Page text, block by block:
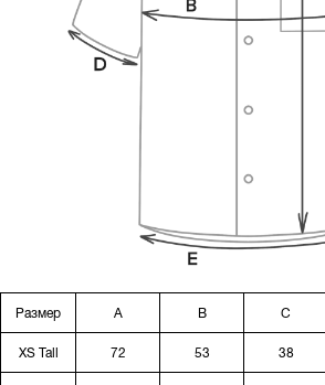
Размер A B C
XS Tall 72 53 38